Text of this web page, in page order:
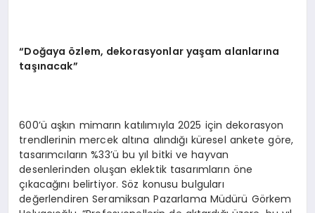
“Doğaya özlem, dekorasyonlar yaşam alanlarına
taşınacak”
600’ü aşkın mimarın katılımıyla 2025 için dekorasyon
trendlerinin mercek altına alındığı küresel ankete göre,
tasarımcıların %33’ü bu yıl bitki ve hayvan
desenlerinden oluşan eklektik tasarımların öne
çıkacağını belirtiyor. Söz konusu bulguları
değerlendiren Seramiksan Pazarlama Müdürü Görkem